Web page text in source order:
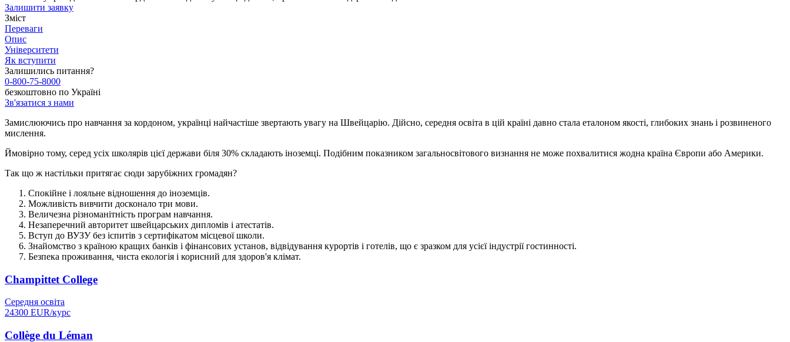
Залишити заявку
Зміст
Переваги
Опис
Університети
Як вступити
Залишились питання?
0-800-75-8000
безкоштовно по Україні
Зв'язатися з нами
Замислюючись про навчання за кордоном, українці найчастіше звертають увагу на Швейцарію. Дійсно, середня освіта в цій країні давно стала еталоном якості, глибоких знань і розвиненого
мислення.
Ймовірно тому, серед усіх школярів цієї держави біля 30% складають іноземці. Подібним показником загальносвітового визнання не може похвалитися жодна країна Європи або Америки.
Так що ж настільки притягає сюди зарубіжних громадян?
Спокійне і лояльне відношення до іноземців.
Можливість вивчити досконало три мови.
Величезна різноманітність програм навчання.
Незаперечний авторитет швейцарських дипломів і атестатів.
Вступ до ВУЗУ без іспитів з сертифікатом місцевої школи.
Знайомство з країною кращих банків і фінансових установ, відвідування курортів і готелів, що є зразком для усієї індустрії гостинності.
Безпека проживання, чиста екологія і корисний для здоров'я клімат.
Champittet College
Середня освіта
24300 EUR/курс
Collège du Léman